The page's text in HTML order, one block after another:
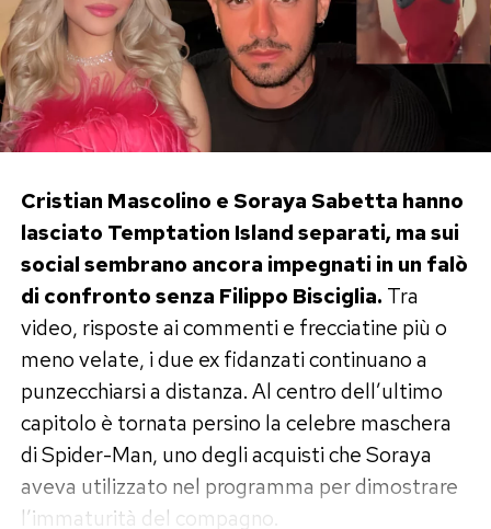
dovevano tenerle per forza», ha dichiarato. Una
precisazione necessaria perché, mentre il
programma era ancora in onda, i concorrenti non
potevano anticipare sui social l’esito del proprio
percorso. Simona avrebbe quindi accettato di
conoscerlo proprio perché convinta che Danilo
fosse libero.
La frequentazione, tuttavia, non avrebbe avuto
il lieto fine sperato. Dopo una serata trascorsa
insieme in discoteca, Danilo sarebbe sparito
senza ulteriori spiegazioni. «Si è comportato
male con me, ci sono rimasta male», ha
aggiunto la TikToker. Al momento si tratta
esclusivamente della sua versione: Danilo non
ha replicato pubblicamente e neppure
Cristian Mascolino e Soraya Sabetta hanno
lasciato Temptation Island separati, ma sui
social sembrano ancora impegnati in un falò
di confronto senza Filippo Bisciglia. Tra
video, risposte ai commenti e frecciatine più o
meno velate, i due ex fidanzati continuano a
punzecchiarsi a distanza. Al centro dell’ultimo
capitolo è tornata persino la celebre maschera
di Spider-Man, uno degli acquisti che Soraya
aveva utilizzato nel programma per dimostrare
l’immaturità del compagno.